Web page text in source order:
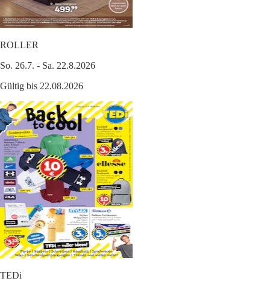
ROLLER
So. 26.7. - Sa. 22.8.2026
Gültig bis 22.08.2026
TEDi